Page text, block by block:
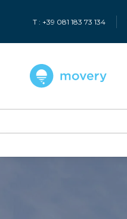
T : +39 081 183 73 134